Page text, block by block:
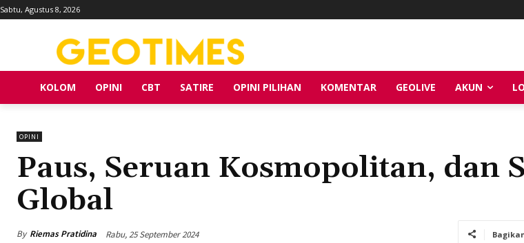
Sabtu, Agustus 8, 2026
KOLOM OPINI CBT SATIRE OPINI PILIHAN KOMENTAR GEOLIVE AKUN
OPINI
Paus, Seruan Kosmopolitan, dan
Global
By Riemas Pratidina Rabu, 25 September 2024